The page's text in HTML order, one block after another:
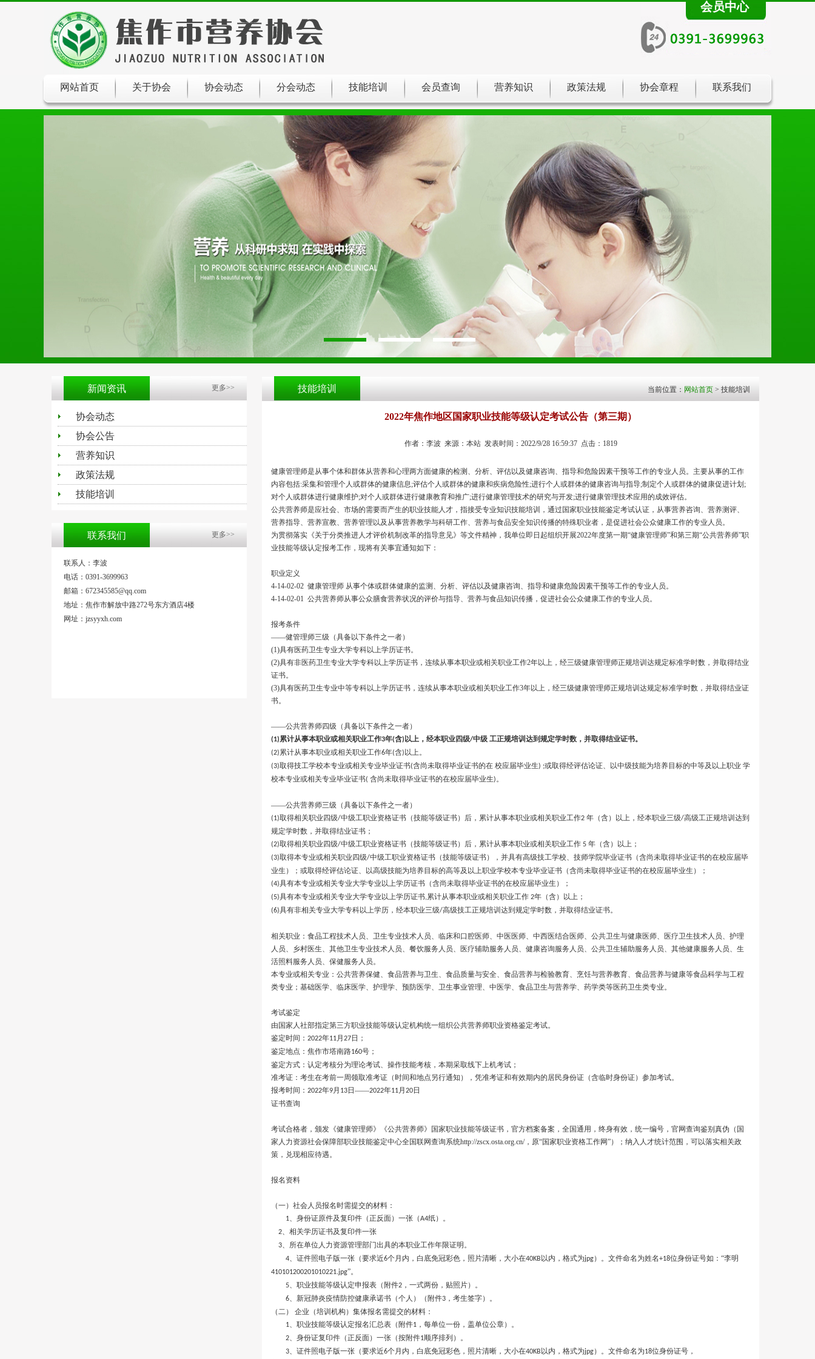
会员中心
网站首页 关于协会 协会动态 分会动态 技能培训 会员查询 营养知识 政策法规 协会章程 联系我们
新闻资讯 更多>>
协会动态
协会公告
营养知识
政策法规
技能培训
联系我们 更多>>
联系人：李波
电话：0391-3699963
邮箱：672345585@qq.com
地址：焦作市解放中路272号东方酒店4楼
网址：jzsyyxh.com
技能培训 当前位置： 网站首页 > 技能培训
2022年焦作地区国家职业技能等级认定考试公告（第三期）
作者：李波 来源：本站 发表时间：2022/9/28 16:59:37 点击：1819
健康管理师是从事个体和群体从营养和心理两方面健康的检测、分析、评估以及健康咨询、指导和危险因素干预等工作的专业人员。主要从事的工作
内容包括:采集和管理个人或群体的健康信息;评估个人或群体的健康和疾病危险性;进行个人或群体的健康咨询与指导;制定个人或群体的健康促进计划;
对个人或群体进行健康维护;对个人或群体进行健康教育和推广;进行健康管理技术的研究与开发;进行健康管理技术应用的成效评估。
公共营养师是应社会、市场的需要而产生的职业技能人才，指接受专业知识技能培训，通过国家职业技能鉴定考试认证，从事营养咨询、营养测评、
营养指导、营养宣教、营养管理以及从事营养教学与科研工作、营养与食品安全知识传播的特殊职业者，是促进社会公众健康工作的专业人员。
为贯彻落实《关于分类推进人才评价机制改革的指导意见》等文件精神，我单位即日起组织开展2022年度第一期“健康管理师”和第三期“公共营养师”职
业技能等级认定报考工作，现将有关事宜通知如下：
职业定义
4-14-02-02 健康管理师 从事个体或群体健康的监测、分析、评估以及健康咨询、指导和健康危险因素干预等工作的专业人员。
4-14-02-01 公共营养师从事公众膳食营养状况的评价与指导、营养与食品知识传播，促进社会公众健康工作的专业人员。
报考条件
——健管理师三级（具备以下条件之一者）
(1)具有医药卫生专业大学专科以上学历证书。
(2)具有非医药卫生专业大学专科以上学历证书，连续从事本职业或相关职业工作2年以上，经三级健康管理师正规培训达规定标准学时数，并取得结业
证书。
(3)具有医药卫生专业中等专科以上学历证书，连续从事本职业或相关职业工作3年以上，经三级健康管理师正规培训达规定标准学时数，并取得结业证
书。
——公共营养师四级（具备以下条件之一者）
(1)累计从事本职业或相关职业工作3年(含)以上，经本职业四级/中级 工正规培训达到规定学时数，并取得结业证书。
(2)累计从事本职业或相关职业工作6年(含) 以上。
(3)取得技工学校本专业或相关专业毕业证书(含尚未取得毕业证书的在 校应届毕业生) ;或取得经评估论证、以中级技能为培养目标的中等及以上职业 学
校本专业或相关专业毕业证书( 含尚未取得毕业证书的在校应届毕业生)。
——公共营养师三级（具备以下条件之一者）
(1)取得相关职业四级/中级工职业资格证书（技能等级证书）后，累计从事本职业或相关职业工作2 年（含）以上，经本职业三级/高级工正规培训达到
规定学时数，并取得结业证书；
(2)取得相关职业四级/中级工职业资格证书（技能等级证书）后，累计从事本职业或相关职业工作 5 年（含）以上；
(3)取得本专业或相关职业四级/中级工职业资格证书（技能等级证书），并具有高级技工学校、技师学院毕业证书（含尚未取得毕业证书的在校应届毕
业生）；或取得经评估论证、以高级技能为培养目标的高等及以上职业学校本专业毕业证书（含尚未取得毕业证书的在校应届毕业生）；
(4)具有本专业或相关专业大学专业以上学历证书（含尚未取得毕业证书的在校应届毕业生）；
(5)具有本专业或相关专业大学专业以上学历证书,累计从事本职业或相关职业工作 2年（含）以上；
(6)具有非相关专业大学专科以上学历，经本职业三级/高级技工正规培训达到规定学时数，并取得结业证书。
相关职业：食品工程技术人员、卫生专业技术人员、临床和口腔医师、中医医师、中西医结合医师、公共卫生与健康医师、医疗卫生技术人员、护理
人员、乡村医生、其他卫生专业技术人员、餐饮服务人员、医疗辅助服务人员、健康咨询服务人员、公共卫生辅助服务人员、其他健康服务人员、生
活照料服务人员、保健服务人员。
本专业或相关专业：公共营养保健、食品营养与卫生、食品质量与安全、食品营养与检验教育、烹饪与营养教育、食品营养与健康等食品科学与工程
类专业；基础医学、临床医学、护理学、预防医学、卫生事业管理、中医学、食品卫生与营养学、药学类等医药卫生类专业。
考试鉴定
由国家人社部指定第三方职业技能等级认定机构统一组织公共营养师职业资格鉴定考试。
鉴定时间： 2022年11月 27日；
鉴定地点：焦作市塔南路160号；
鉴定方式：认定考核分为理论考试、操作技能考核，本期采取线下上机考试；
准考证：考生在考前一周领取准考证（时间和地点另行通知），凭准考证和有效期内的居民身份证（含临时身份证）参加考试。
报考时间： 2022年9月 13日——2022年11月 20日
证书查询
考试合格者，颁发《健康管理师》《公共营养师》国家职业技能等级证书，官方档案备案，全国通用，终身有效，统一编号，官网查询鉴别真伪（国
家人力资源社会保障部职业技能鉴定中心全国联网查询系统http://zscx.osta.org.cn/，原“国家职业资格工作网”）；纳入人才统计范围，可以落实相关政
策，兑现相应待遇。
报名资料
（一）社会人员报名时需提交的材料：
1、身份证原件及复印件（正反面）一张（A4纸）。
2、相关学历证书及复印件一张
3、所在单位人力资源管理部门出具的本职业工作年限证明。
4、证件照电子版一张（要求近6个月内，白底免冠彩色，照片清晰，大小在40KB 以内，格式为jpg）。文件命名为姓名+18位身份证号如：“李明
410101200201010221.jpg”。
5、职业技能等级认定申报表（附件2 ，一式两份，贴照片）。
6、新冠肺炎疫情防控健康承诺书（个人）（附件3 ，考生签字）。
（二）
企业（培训机构）集体报名需提交的材料：
1、职业技能等级认定报名汇总表（附件1 ，每单位一份，盖单位公章）。
2、身份证复印件（正反面）一张（按附件1顺序排列）。
3、证件照电子版一张（要求近6个月内，白底免冠彩色，照片清晰，大小在40KB 以内，格式为jpg）。文件命名为18位身份证号，